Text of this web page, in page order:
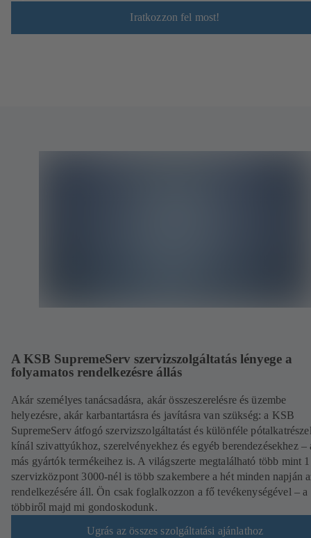
Iratkozzon fel most!
A KSB SupremeServ szervizszolgáltatás lényege a
folyamatos rendelkezésre állás
Akár személyes tanácsadásra, akár összeszerelésre és üzembe
helyezésre, akár karbantartásra és javításra van szükség: a KSB
SupremeServ átfogó szervizszolgáltatást és különféle
kínál szivattyúkhoz, szerelvényekhez és egyéb berendezésekhez –
más gyártók termékeihez is. A világszerte megtalálható több mint
szervizközpont 3000-nél is több szakembere a hét minden napján
rendelkezésére áll. Ön csak foglalkozzon a fő tevékenységével – a
többiről majd mi gondoskodunk.
Ugrás az összes szolgáltatási ajánlathoz